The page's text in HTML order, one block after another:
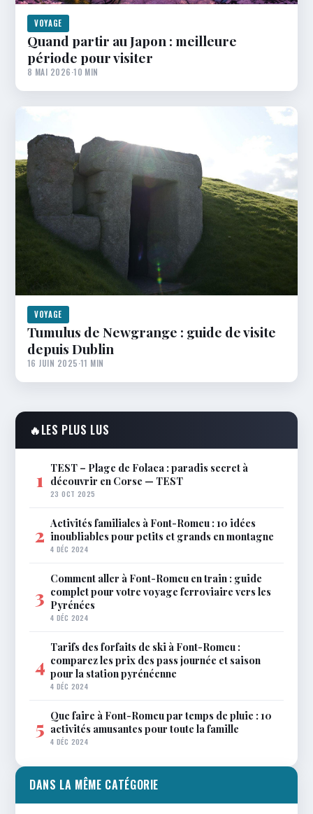
VOYAGE
Quand partir au Japon : meilleure
période pour visiter
8 MAI 2026·10 MIN
VOYAGE
Tumulus de Newgrange : guide de visite
depuis Dublin
16 JUIN 2025·11 MIN
🔥LES PLUS LUS
1
TEST – Plage de Folaca : paradis secret à
découvrir en Corse — TEST
23 OCT 2025
2 Activités familiales à Font-Romeu : 10 idées
inoubliables pour petits et grands en montagne
4 DÉC 2024
3
Comment aller à Font-Romeu en train : guide
complet pour votre voyage ferroviaire vers les
Pyrénées
4 DÉC 2024
4
Tarifs des forfaits de ski à Font-Romeu :
comparez les prix des pass journée et saison
pour la station pyrénéenne
4 DÉC 2024
5 Que faire à Font-Romeu par temps de pluie : 10
activités amusantes pour toute la famille
4 DÉC 2024
DANS LA MÊME CATÉGORIE